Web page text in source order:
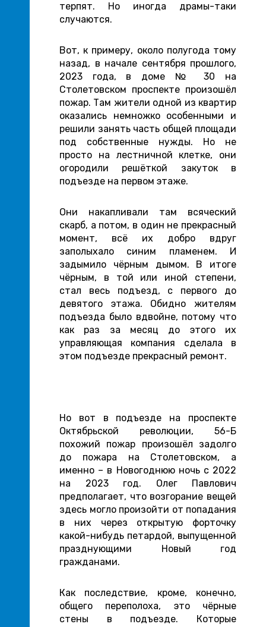
терпят. Но иногда драмы-таки
случаются.
Вот, к примеру, около полугода тому
назад, в начале сентября прошлого,
2023 года, в доме № 30 на
Столетовском проспекте произошёл
пожар. Там жители одной из квартир
оказались немножко особенными и
решили занять часть общей площади
под собственные нужды. Но не
просто на лестничной клетке, они
огородили решёткой закуток в
подъезде на первом этаже.
Они накапливали там всяческий
скарб, а потом, в один не прекрасный
момент, всё их добро вдруг
заполыхало синим пламенем. И
задымило чёрным дымом. В итоге
чёрным, в той или иной степени,
стал весь подъезд, с первого до
девятого этажа. Обидно жителям
подъезда было вдвойне, потому что
как раз за месяц до этого их
управляющая компания сделала в
этом подъезде прекрасный ремонт.
Но вот в подъезде на проспекте
Октябрьской революции, 56-Б
похожий пожар произошёл задолго
до пожара на Столетовском, а
именно – в Новогоднюю ночь с 2022
на 2023 год. Олег Павлович
предполагает, что возгорание вещей
здесь могло произойти от попадания
в них через открытую форточку
какой-нибудь петардой, выпущенной
празднующими Новый год
гражданами.
Как последствие, кроме, конечно,
общего переполоха, это чёрные
стены в подъезде. Которые